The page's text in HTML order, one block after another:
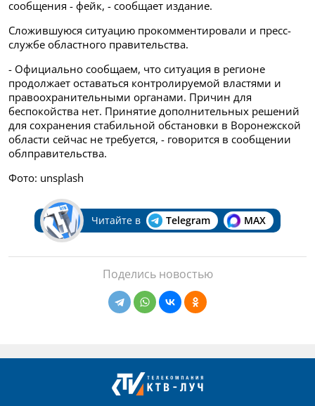
сообщения - фейк, - сообщает издание.
Сложившуюся ситуацию прокомментировали и пресс-
службе областного правительства.
- Официально сообщаем, что ситуация в регионе
продолжает оставаться контролируемой властями и
правоохранительными органами. Причин для
беспокойства нет. Принятие дополнительных решений
для сохранения стабильной обстановки в Воронежской
области сейчас не требуется, - говорится в сообщении
облправительства.
Фото: unsplash
Читайте в Telegram MAX
Поделись новостью